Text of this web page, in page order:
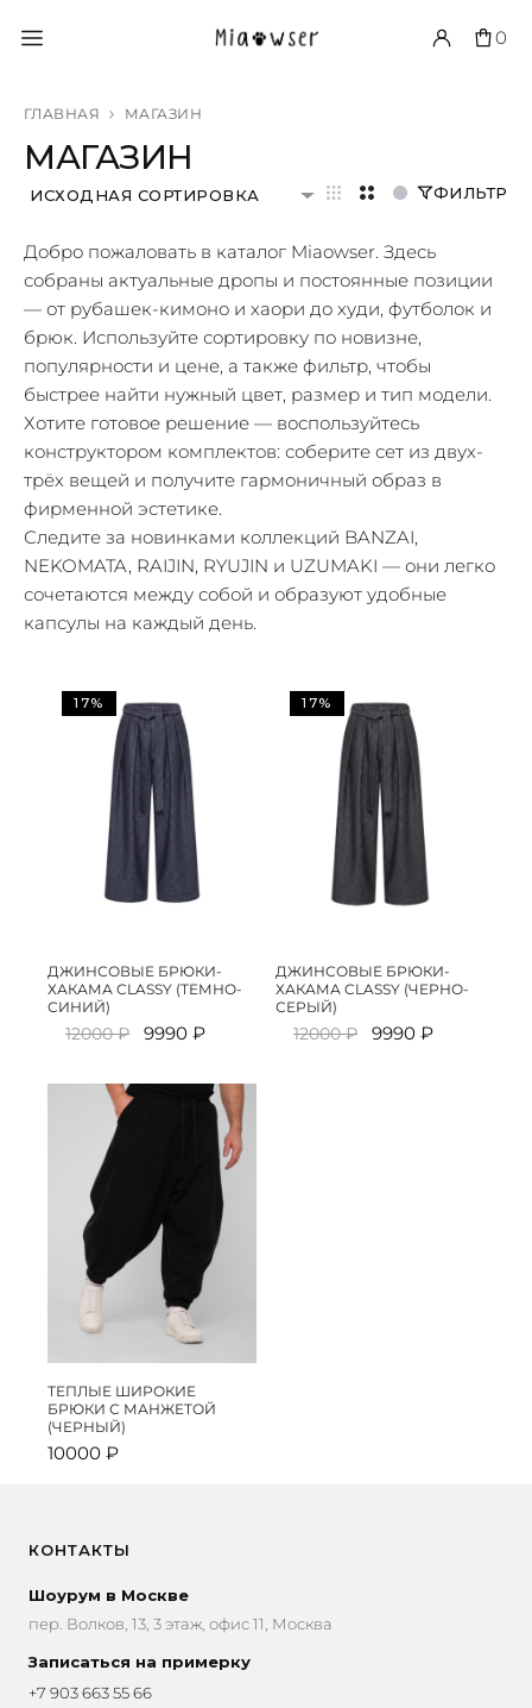
0
ГЛАВНАЯ МАГАЗИН
МАГАЗИН
ИСХОДНАЯ СОРТИРОВКА ФИЛЬТР
Добро пожаловать в каталог Miaowser. Здесь
собраны актуальные дропы и постоянные позиции
— от рубашек-кимоно и хаори до худи, футболок и
брюк. Используйте сортировку по новизне,
популярности и цене, а также фильтр, чтобы
быстрее найти нужный цвет, размер и тип модели.
Хотите готовое решение — воспользуйтесь
конструктором комплектов: соберите сет из двух-
трёх вещей и получите гармоничный образ в
фирменной эстетике.
Следите за новинками коллекций BANZAI,
NEKOMATA, RAIJIN, RYUJIN и UZUMAKI — они легко
сочетаются между собой и образуют удобные
капсулы на каждый день.
17%
ДЖИНСОВЫЕ БРЮКИ-
ХАКАМА CLASSY (ТЕМНО-
СИНИЙ)
12000₽
Первоначальная
составляла
12000 ₽.
9990 ₽Текущая
9990 ₽.
17%
ДЖИНСОВЫЕ БРЮКИ-
ХАКАМА CLASSY (ЧЕРНО-
СЕРЫЙ)
12000₽
Первоначальная
9990 ₽Текущая
ТЕПЛЫЕ ШИРОКИЕ
БРЮКИ С МАНЖЕТОЙ
(ЧЕРНЫЙ)
10000 ₽
КОНТАКТЫ
Шоурум в Москве
пер. Волков, 13, 3 этаж, офис 11, Москва
Записаться на примерку
+7 903 663 55 66